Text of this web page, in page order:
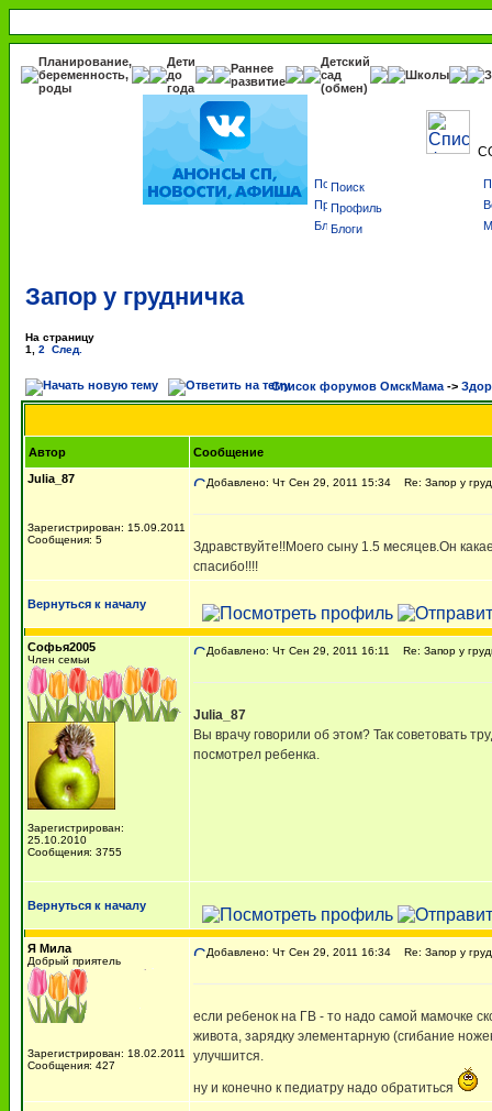
Планирование,
беременность,
роды
Дети
до
года
Раннее
развитие
Детский
сад
(обмен)
Школы
Поиск
Профиль
Блоги
Запор у грудничка
На страницу
1
2 След.
Список форумов ОмскМама ->
Автор
Сообщение
Julia_87
Зарегистрирован: 15.09.2011
Сообщения: 5
Добавлено: Чт Сен 29, 2011 15:34 Re: Запор у
Здравствуйте!!Моего сыну 1.5 месяцев.Он
спасибо!!!!
Вернуться к началу
Софья2005
Член семьи
Зарегистрирован:
25.10.2010
Сообщения: 3755
Добавлено: Чт Сен 29, 2011 16:11 Re: Запор у
Julia_87
Вы врачу говорили об этом? Так советовать
посмотрел ребенка.
Вернуться к началу
Я Мила
Добрый приятель
Зарегистрирован: 18.02.2011
Сообщения: 427
Добавлено: Чт Сен 29, 2011 16:34 Re: Запор у
если ребенок на ГВ - то надо самой мамочке
живота, зарядку элементарную (сгибание
улучшится.
ну и конечно к педиатру надо обратиться